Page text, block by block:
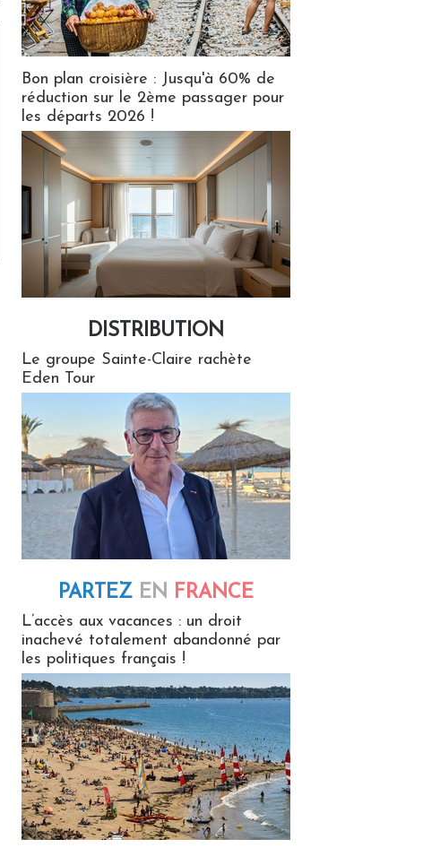
Bon plan croisière : Jusqu'à 60% de
réduction sur le 2ème passager pour
les départs 2026 !
DISTRIBUTION
Le groupe Sainte-Claire rachète
Eden Tour
PARTEZ EN FRANCE
L’accès aux vacances : un droit
inachevé totalement abandonné par
les politiques français !